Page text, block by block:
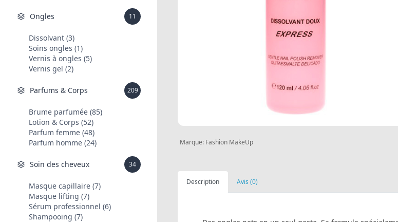
Ongles 11
Dissolvant (3)
Soins ongles (1)
Vernis à ongles (5)
Vernis gel (2)
Parfums & Corps 209
Brume parfumée (85)
Lotion & Corps (52)
Parfum femme (48)
Parfum homme (24)
Soin des cheveux 34
Masque capillaire (7)
Masque lifting (7)
Sérum professionnel (6)
Shampooing (7)
Marque: Fashion MakeUp
Description Avis (0)